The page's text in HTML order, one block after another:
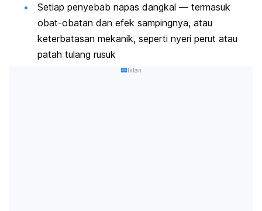
Setiap penyebab napas dangkal — termasuk
obat-obatan dan efek sampingnya, atau
keterbatasan mekanik, seperti nyeri perut atau
patah tulang rusuk
Iklan